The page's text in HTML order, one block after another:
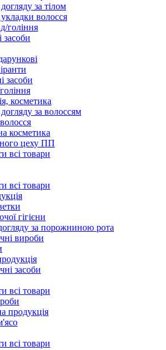
за тілом
волосся
гоління
засоби
засоби
косметика
за волоссям
косметика
цеху ПП
всі товари
всі товари
гігієни
за порожниною рота
вироби
засоби
всі товари
продукція
всі товари